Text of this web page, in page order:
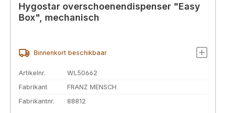
Hygostar overschoenendispenser "Easy
Box", mechanisch
Binnenkort beschikbaar
Artikelnr.
WL50662
Fabrikant
FRANZ MENSCH
Fabrikantnr.
88812